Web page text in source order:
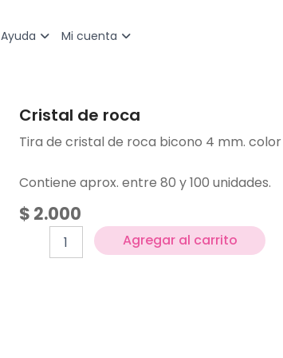
Ayuda Mi cuenta
Cristal de roca
Tira de cristal de roca bicono 4 mm.
Contiene aprox. entre 80 y 100 unidades.
$ 2.000
Cristal
roca
Agregar al carrito